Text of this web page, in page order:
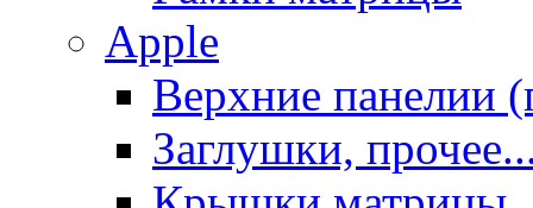
Apple
Верхние панелии
Заглушки,